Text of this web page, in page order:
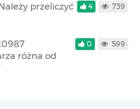
przeliczyć
4 739
różna od
0 599